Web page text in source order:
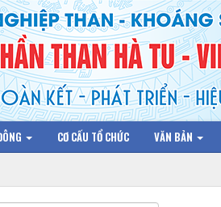
CƠ CẤU TỔ CHỨC VĂN BẢN